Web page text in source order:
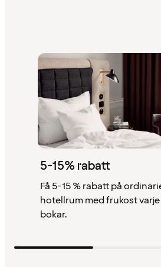
5-15% rabatt
Få 5-15 % rabatt på
hotellrum med frukost
bokar.